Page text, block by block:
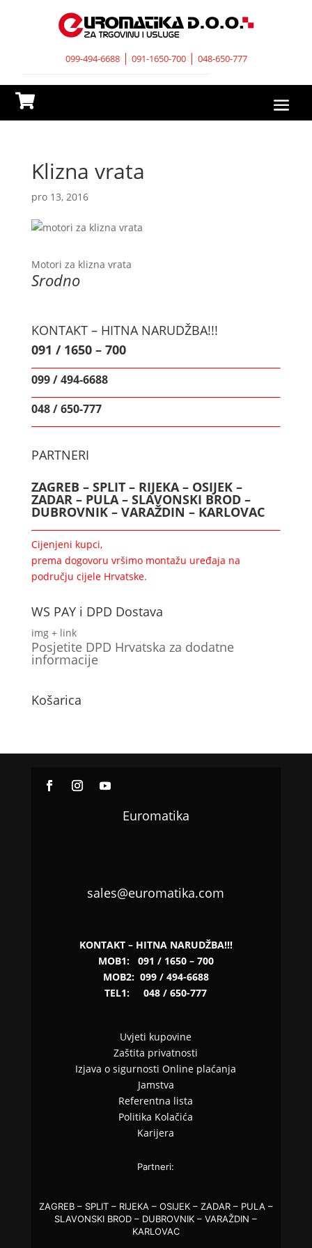
099-494-6688| 091-1650-700| 048-650-777

Klizna vrata
pro 13, 2016
Motori za klizna vrata
Srodno
KONTAKT – HITNA NARUDŽBA!!!
091 / 1650 – 700
099 / 494-6688
048 / 650-777
PARTNERI
ZAGREB – SPLIT – RIJEKA – OSIJEK –
ZADAR – PULA – SLAVONSKI BROD –
DUBROVNIK – VARAŽDIN – KARLOVAC
Cijenjeni kupci,
prema dogovoru vršimo montažu uređaja na
području cijele Hrvatske.
WS PAY i DPD Dostava
img + link
Posjetite DPD Hrvatska za dodatne
informacije
Košarica
Euromatika
sales@euromatika.com
KONTAKT – HITNA NARUDŽBA!!!
MOB1: 091 / 1650 – 700
MOB2: 099 / 494-6688
TEL1:048 / 650-777
Uvjeti kupovine
Zaštita privatnosti
Izjava o sigurnosti Online plaćanja
Jamstva
Referentna lista
Politika Kolačića
Karijera
Partneri:
ZAGREB – SPLIT – RIJEKA – OSIJEK – ZADAR – PULA –
SLAVONSKI BROD – DUBROVNIK – VARAŽDIN –
KARLOVAC